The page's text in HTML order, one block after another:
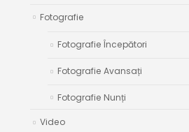
Fotografie
Fotografie Începători
Fotografie Avansați
Fotografie Nunți
Video